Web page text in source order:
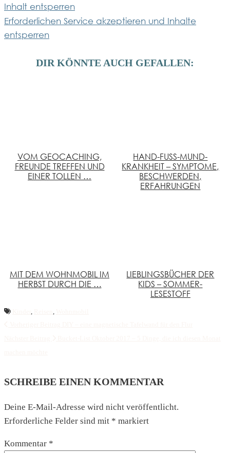
Inhalt entsperren
Erforderlichen Service akzeptieren und Inhalte
entsperren
DIR KÖNNTE AUCH GEFALLEN:
VOM GEOCACHING,
FREUNDE TREFFEN UND
EINER TOLLEN …
HAND-FUSS-MUND-K
RANKHEIT – SYMPTOME, B
ESCHWERDEN, E
RFAHRUNGEN
MIT DEM WOHNMOBIL IM
HERBST DURCH DIE …
LIEBLINGSBÜCHER DER
KIDS – SOMMER-
LESESTOFF
, ,
SCHREIBE EINEN KOMMENTAR
Deine E-Mail-Adresse wird nicht veröffentlicht.
Erforderliche Felder sind mit * markiert
Kommentar *